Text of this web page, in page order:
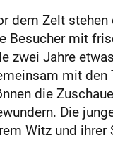
dem Zelt
Besucher mit
zwei Jahre
mit den
die
Die
Witz und